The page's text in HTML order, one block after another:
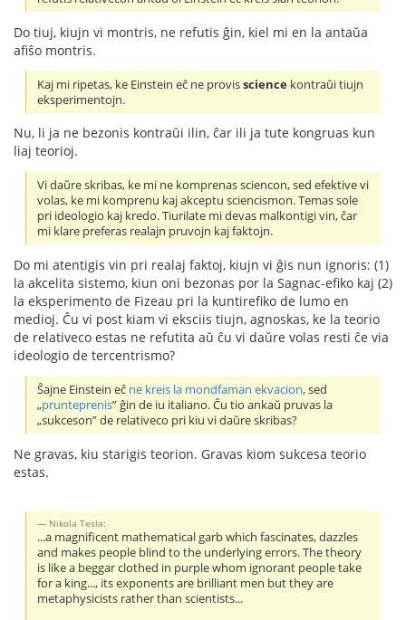
Do tiuj, kiujn vi montris, ne refutis ĝin, kiel mi en la antaŭa
afiŝo montris.
Kaj mi ripetas, ke Einstein eĉ ne provisscience kontraŭi tiujn
eksperimentojn.
Nu, li ja ne bezonis kontraŭi ilin, ĉar ili ja tute kongruas kun
liaj teorioj.
Vi daŭre skribas, ke mi ne komprenas sciencon, sed efektive vi
volas, ke mi komprenu kaj akceptu sciencismon. Temas sole
pri ideologio kaj kredo. Tiurilate mi devas malkontigi vin, ĉar
mi klare preferas realajn pruvojn kaj faktojn.
Do mi atentigis vin pri realaj faktoj, kiujn vi ĝis nun ignoris: (1)
la akcelita sistemo, kiun oni bezonas por la Sagnac-efiko kaj (2)
la eksperimento de Fizeau pri la kuntirefiko de lumo en
medioj. Ĉu vi post kiam vi eksciis tiujn, agnoskas, ke la teorio
de relativeco estas ne refutita aŭ ĉu vi daŭre volas resti ĉe via
ideologio de tercentrismo?
Ŝajne Einstein eĉ ne kreis la mondfaman ekvacion, sed
„prunteprenis” ĝin de iu italiano. Ĉu tio ankaŭ pruvas la
„sukceson” de relativeco pri kiu vi daŭre skribas?
Ne gravas, kiu starigis teorion. Gravas kiom sukcesa teorio
estas.
Nikola Tesla:
...a magnificent mathematical garb which fascinates, dazzles
and makes people blind to the underlying errors. The theory
is like a beggar clothed in purple whom ignorant people take
for a king..., its exponents are brilliant men but they are
metaphysicists rather than scientists...